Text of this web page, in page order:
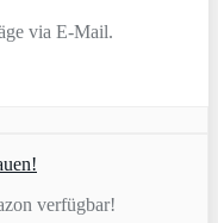
via E-Mail.
verfügbar!